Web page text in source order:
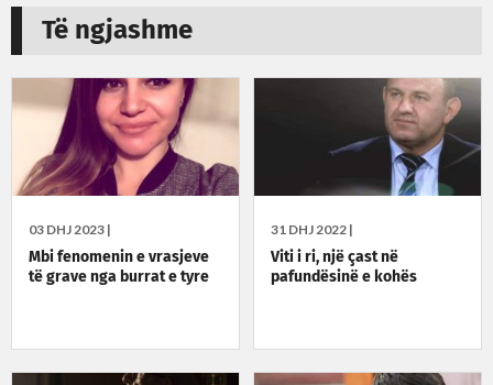
Të ngjashme
03 DHJ 2023 |
Mbi fenomenin e vrasjeve
të grave nga burrat e tyre
31 DHJ 2022 |
Viti i ri, një çast në
pafundësinë e kohës